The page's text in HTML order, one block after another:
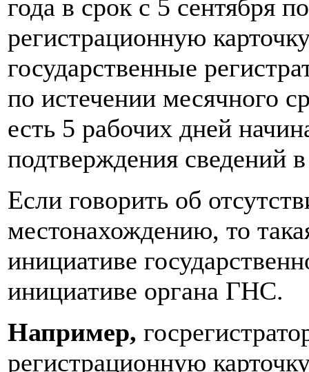
года в срок с 5 сентября
регистрационную
государственные
по истечении месячного
есть 5 рабочих дней
подтверждения сведений
Если говорить об
местонахождению, то
инициативе
инициативе органа ГНС.
Например,
регистрационную